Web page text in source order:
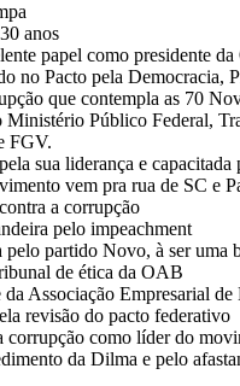
anos
papel como presidente
no Pacto pela Democracia,
que contempla as 70
Ministério Público Federal,
FGV.
sua liderança e
vem pra rua de SC e
a corrupção
pelo impeachment
pelo partido Novo, à ser uma
de ética da OAB
da Associação Empresarial de
revisão do pacto federativo
corrupção como líder do
da Dilma e pelo